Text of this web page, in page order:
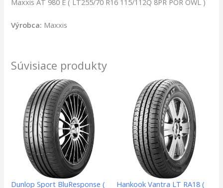
Výrobca: Maxxis
Súvisiace produkty
Dunlop Sport BluResponse (
Hankook Vantra LT RA18 (